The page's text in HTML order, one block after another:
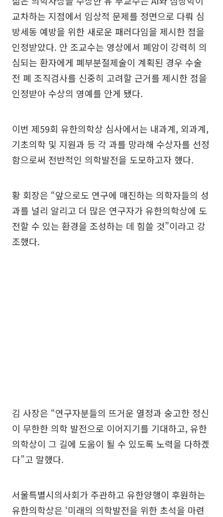
교차하는 지점에서 임상적 문제를 정면으로 다뤄 심
방세동 예방을 위한 새로운 패러다임을 제시한 점을
인정받았다. 안 조교수는 영상에서 폐암이 강력히 의
심되는 환자에게 폐부분절제술이 계획된 경우 수술
전 폐 조직검사를 신중히 고려할 근거를 제시한 점을
인정받아 수상의 영예를 안게 됐다.
이번 제59회 유한의학상 심사에서는 내과계, 외과계,
기초의학 및 지원과 등 각 과를 망라해 수상자를 선정
함으로써 전반적인 의학발전을 도모하고자 했다.
황 회장은 “앞으로도 연구에 매진하는 의학자들의 성
과를 널리 알리고 더 많은 연구자가 유한의학상에 도
전할 수 있는 환경을 조성하는 데 힘쓸 것”이라고 강
조했다.
김 사장은 “연구자분들의 뜨거운 열정과 숭고한 정신
이 무한한 의학 발전으로 이어지기를 기대하고, 유한
의학상이 그 길에 도움이 될 수 있도록 노력을 다하겠
다”고 말했다.
서울특별시의사회가 주관하고 유한양행이 후원하는
유한의학상은 ‘미래의 의학발전을 위한 초석을 마련